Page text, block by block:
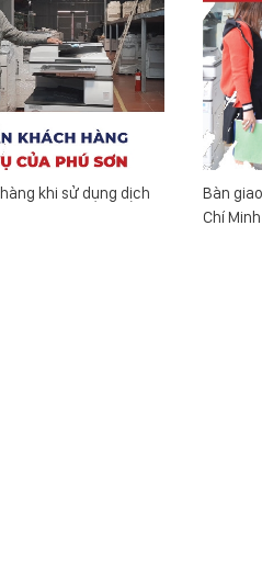
khi sử dụng dịch
Bàn
Chí Minh